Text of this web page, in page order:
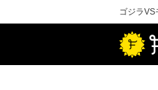
ゴジラVS